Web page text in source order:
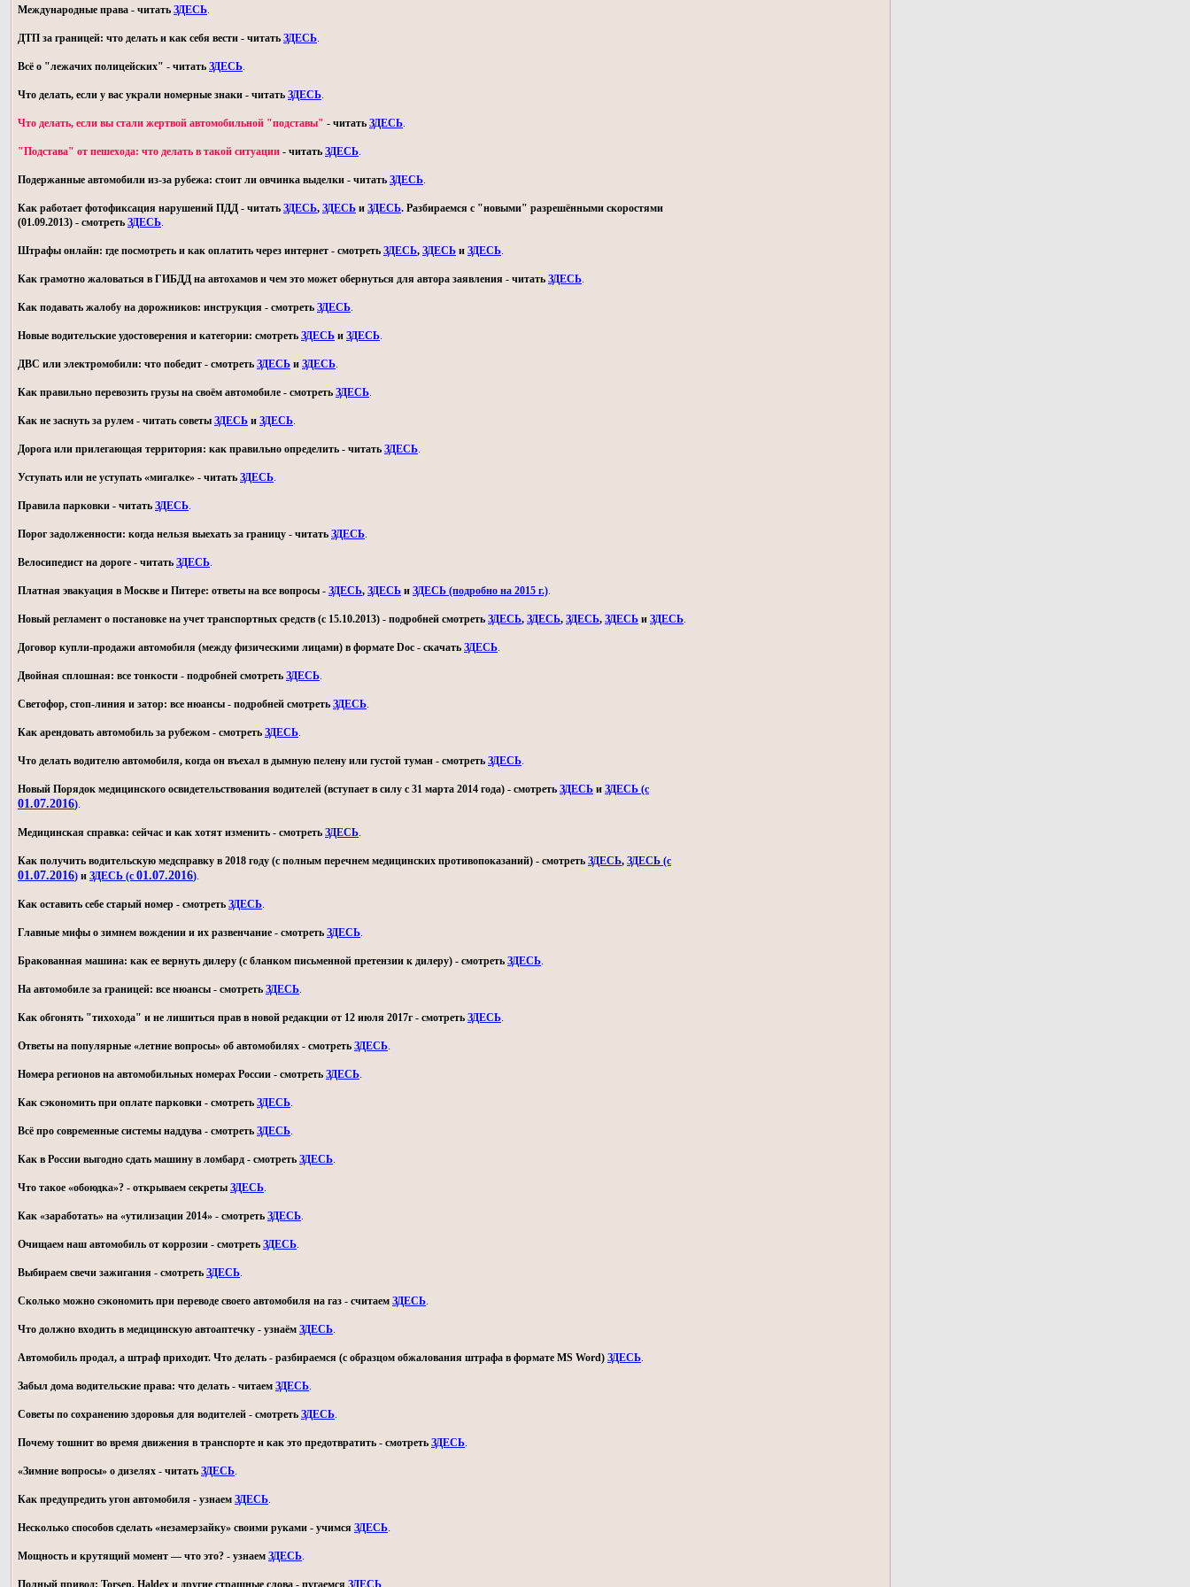
Международные права - читать ЗДЕСЬ.
ДТП за границей: что делать и как себя вести - читать ЗДЕСЬ.
Всё о "лежачих полицейских" - читать ЗДЕСЬ.
Что делать, если у вас украли номерные знаки - читать ЗДЕСЬ.
Что делать, если вы стали жертвой автомобильной "подставы" - читать ЗДЕСЬ.
"Подстава" от пешехода: что делать в такой ситуации - читать ЗДЕСЬ.
Подержанные автомобили из-за рубежа: стоит ли овчинка выделки - читать ЗДЕСЬ.
Как работает фотофиксация нарушений ПДД - читать ЗДЕСЬ, ЗДЕСЬ и ЗДЕСЬ. Разбираемся с "новыми" разрешёнными скоростями
(01.09.2013) - смотреть ЗДЕСЬ.
Штрафы онлайн: где посмотреть и как оплатить через интернет - смотреть ЗДЕСЬ, ЗДЕСЬ и ЗДЕСЬ.
Как грамотно жаловаться в ГИБДД на автохамов и чем это может обернуться для автора заявления - читать ЗДЕСЬ.
Как подавать жалобу на дорожников: инструкция - смотреть ЗДЕСЬ.
Новые водительские удостоверения и категории: смотреть ЗДЕСЬ и ЗДЕСЬ.
ДВС или электромобили: что победит - смотреть ЗДЕСЬ и ЗДЕСЬ.
Как правильно перевозить грузы на своём автомобиле - смотреть ЗДЕСЬ.
Как не заснуть за рулем - читать советы ЗДЕСЬ и ЗДЕСЬ.
Дорога или прилегающая территория: как правильно определить - читать ЗДЕСЬ.
Уступать или не уступать «мигалке» - читать ЗДЕСЬ.
Правила парковки - читать ЗДЕСЬ.
Порог задолженности: когда нельзя выехать за границу - читать ЗДЕСЬ.
Велосипедист на дороге - читать ЗДЕСЬ.
Платная эвакуация в Москве и Питере: ответы на все вопросы - ЗДЕСЬ, ЗДЕСЬ и ЗДЕСЬ (подробно на 2015 г.).
Новый регламент о постановке на учет транспортных средств (с 15.10.2013) - подробней смотреть ЗДЕСЬ, ЗДЕСЬ, ЗДЕСЬ, ЗДЕСЬ и ЗДЕСЬ.
Договор купли-продажи автомобиля (между физическими лицами) в формате Doc - скачать ЗДЕСЬ.
Двойная сплошная: все тонкости - подробней смотреть ЗДЕСЬ.
Светофор, стоп-линия и затор: все нюансы - подробней смотреть ЗДЕСЬ.
Как арендовать автомобиль за рубежом - смотреть ЗДЕСЬ.
Что делать водителю автомобиля, когда он въехал в дымную пелену или густой туман - смотреть ЗДЕСЬ.
Новый Порядок медицинского освидетельствования водителей (вступает в силу с 31 марта 2014 года) - смотреть ЗДЕСЬ и ЗДЕСЬ (с
01.07.2016).
Медицинская справка: сейчас и как хотят изменить - смотреть ЗДЕСЬ.
Как получить водительскую медсправку в 2018 году (с полным перечнем медицинских противопоказаний) - смотреть ЗДЕСЬ, ЗДЕСЬ (с
01.07.2016) и ЗДЕСЬ (с 01.07.2016).
Как оставить себе старый номер - смотреть ЗДЕСЬ.
Главные мифы о зимнем вождении и их развенчание - смотреть ЗДЕСЬ.
Бракованная машина: как ее вернуть дилеру (с бланком письменной претензии к дилеру) - смотреть ЗДЕСЬ.
На автомобиле за границей: все нюансы - смотреть ЗДЕСЬ.
Как обгонять "тихохода" и не лишиться прав в новой редакции от 12 июля 2017г - смотреть ЗДЕСЬ.
Ответы на популярные «летние вопросы» об автомобилях - смотреть ЗДЕСЬ.
Номера регионов на автомобильных номерах России - смотреть ЗДЕСЬ.
Как сэкономить при оплате парковки - смотреть ЗДЕСЬ.
Всё про современные системы наддува - смотреть ЗДЕСЬ.
Как в России выгодно сдать машину в ломбард - смотреть ЗДЕСЬ.
Что такое «обоюдка»? - открываем секреты ЗДЕСЬ.
Как «заработать» на «утилизации 2014» - смотреть ЗДЕСЬ.
Очищаем наш автомобиль от коррозии - смотреть ЗДЕСЬ.
Выбираем свечи зажигания - смотреть ЗДЕСЬ.
Сколько можно сэкономить при переводе своего автомобиля на газ - считаем ЗДЕСЬ.
Что должно входить в медицинскую автоаптечку - узнаём ЗДЕСЬ.
Автомобиль продал, а штраф приходит. Что делать - разбираемся (с образцом обжалования штрафа в формате MS Word) ЗДЕСЬ.
Забыл дома водительские права: что делать - читаем ЗДЕСЬ.
Советы по сохранению здоровья для водителей - смотреть ЗДЕСЬ.
Почему тошнит во время движения в транспорте и как это предотвратить - смотреть ЗДЕСЬ.
«Зимние вопросы» о дизелях - читать ЗДЕСЬ.
Как предупредить угон автомобиля - узнаем ЗДЕСЬ.
Несколько способов сделать «незамерзайку» своими руками - учимся ЗДЕСЬ.
Мощность и крутящий момент — что это? - узнаем ЗДЕСЬ.
Полный привод: Torsen, Haldex и другие страшные слова - пугаемся ЗДЕСЬ